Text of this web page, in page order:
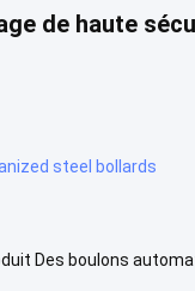
de haute
steel bollards
Des boulons